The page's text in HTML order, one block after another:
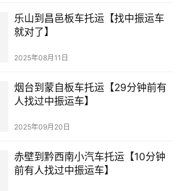
乐山到昌邑板车托运【找中振运车
就对了】
2025年08月11日
烟台到蒙自板车托运【29分钟前有
人找过中振运车】
2025年09月20日
赤壁到黔西南小汽车托运【10分钟
前有人找过中振运车】